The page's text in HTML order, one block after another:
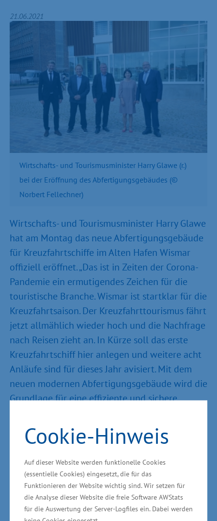
Cookie-Hinweis
Auf dieser Website werden funktionelle Cookies
(essentielle Cookies) eingesetzt, die für das
Funktionieren der Website wichtig sind. Wir setzen für
die Analyse dieser Website die freie Software AWStats
für die Auswertung der Server-Logfiles ein. Dabei werden
21.06.2021
Wirtschafts- und Tourismusminister Harry Glawe (r.)
bei der Eröffnung des Abfertigungsgebäudes (©
Norbert Fellechner)
Wirtschafts- und Tourismusminister Harry Glawe
hat am Montag das neue Abfertigungsgebäude
für Kreuzfahrtschiffe im Alten Hafen Wismar
offiziell eröffnet. „Das ist in Zeiten der Corona-
Pandemie ein ermutigendes Zeichen für die
touristische Branche. Wismar ist startklar für die
Kreuzfahrtsaison. Der Kreuzfahrttourismus fährt
jetzt allmählich wieder hoch und die Nachfrage
nach Reisen zieht an. In Kürze soll das erste
Kreuzfahrtschiff hier anlegen und weitere acht
Anläufe sind für dieses Jahr avisiert. Mit dem
neuen modernen Abfertigungsgebäude wird die
Grundlage für eine effiziente und sichere
Minister für Wirtschaft, Arbeit und Gesundheit
Harry Glawe vor Ort.
Neubau ist zukunftssichernde
Investition in die touristische
Infrastruktur